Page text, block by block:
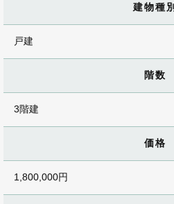
建物種別
戸建
階数
3階建
価格
1,800,000円